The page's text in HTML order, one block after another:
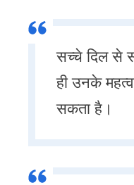
सच्चे दिल से
ही उनके
सकता है।